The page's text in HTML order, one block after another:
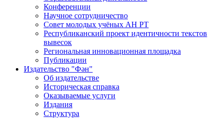
Конференции
Научное сотрудничество
Совет молодых учёных АН РТ
Республиканский проект идентичности текстов
вывесок
Региональная инновационная площадка
Публикации
Издательство "Фән"
Об издательстве
Историческая справка
Оказываемые услуги
Издания
Структура